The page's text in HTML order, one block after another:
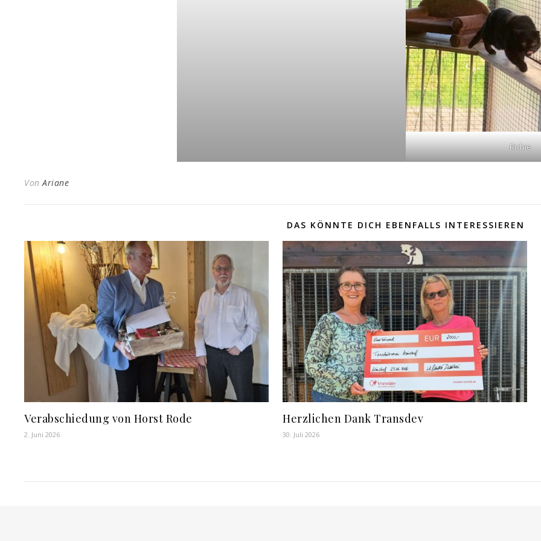
Richie
Von Ariane
DAS KÖNNTE DICH EBENFALLS INTERESSIEREN
Verabschiedung von Horst Rode
2. Juni 2026
Herzlichen Dank Transdev
30. Juli 2026